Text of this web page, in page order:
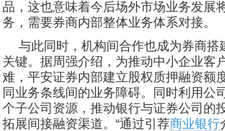
品，这也意味着今后场外市场业务发展
务，需要券商内部整体业务体系对接。
与此同时，机构间合作也成为券商搭
关键。据周强介绍，为推动中小企业客
难，平安证券内部建立股权质押融资额
同业务条线间的业务障碍。同时利用公
个子公司资源，推动银行与证券公司的
拓展间接融资渠道。“通过引荐商业银行